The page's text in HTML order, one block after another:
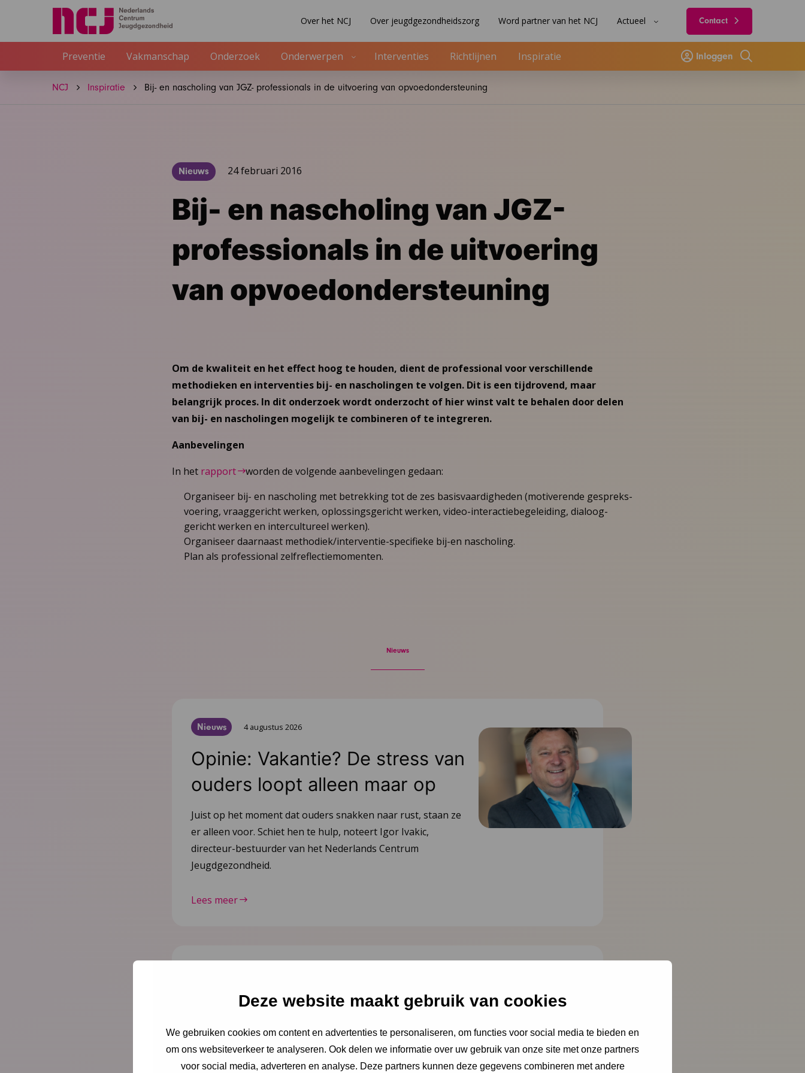
Deze website maakt gebruik van cookies
We gebruiken cookies om content en advertenties te personaliseren, om functies voor social media te bieden en
om ons websiteverkeer te analyseren. Ook delen we informatie over uw gebruik van onze site met onze partners
voor social media, adverteren en analyse. Deze partners kunnen deze gegevens combineren met andere
Over het NCJ Over jeugdgezondheidszorg Word partner van het NCJ Actueel Contact
Preventie Vakmanschap Onderzoek Onderwerpen Interventies Richtlijnen Inspiratie Inloggen
Zoeken
NCJ Inspiratie Bij- en nascholing van JGZ- professionals in de uitvoering van opvoedondersteuning
Nieuws 24 februari 2016
Bij- en nascholing van JGZ-
professionals in de uitvoering
van opvoedondersteuning
Om de kwaliteit en het effect hoog te houden, dient de professional voor verschillende
methodieken en interventies bij- en nascholingen te volgen. Dit is een tijdrovend, maar
belangrijk proces. In dit onderzoek wordt onderzocht of hier winst valt te behalen door delen
van bij- en nascholingen mogelijk te combineren of te integreren.
Aanbevelingen
In het rapport
worden de volgende aanbevelingen gedaan:
Organiseer bij- en nascholing met betrekking tot de zes basisvaardigheden (motiverende gespreks-
voering, vraaggericht werken, oplossingsgericht werken, video-interactiebegeleiding, dialoog-
gericht werken en intercultureel werken).
Organiseer daarnaast methodiek/interventie-specifieke bij-en nascholing.
Plan als professional zelfreflectiemomenten.
Nieuws
Nieuws 4 augustus 2026
Opinie: Vakantie? De stress van
ouders loopt alleen maar op
Juist op het moment dat ouders snakken naar rust, staan ze
er alleen voor. Schiet hen te hulp, noteert Igor Ivakic,
directeur-bestuurder van het Nederlands Centrum
Jeugdgezondheid.
Lees meer
Vernieuwing JGZ-richtlijnen
2023–2026: 8 nieuwe en
herziene richtlijnen